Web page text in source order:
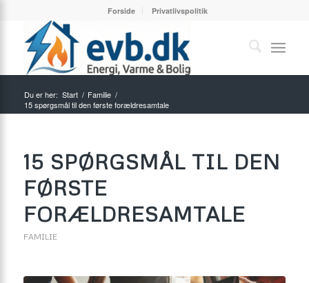
Forside Privatlivspolitik
Du er her: Start / Familie /
15 spørgsmål til den første forældresamtale
15 SPØRGSMÅL TIL DEN
FØRSTE
FORÆLDRESAMTALE
FAMILIE